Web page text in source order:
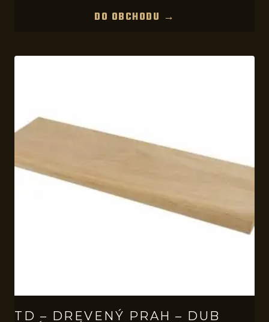
DO OBCHODU →
TD – DREVENÝ PRAH – DUB